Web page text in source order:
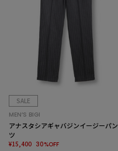
SALE
MEN’S BIGI
アナスタシアギャバジンイージーパン
ツ
¥15,400 30%OFF